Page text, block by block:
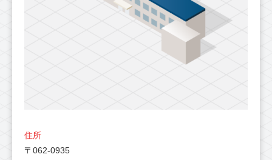
住所
〒062-0935